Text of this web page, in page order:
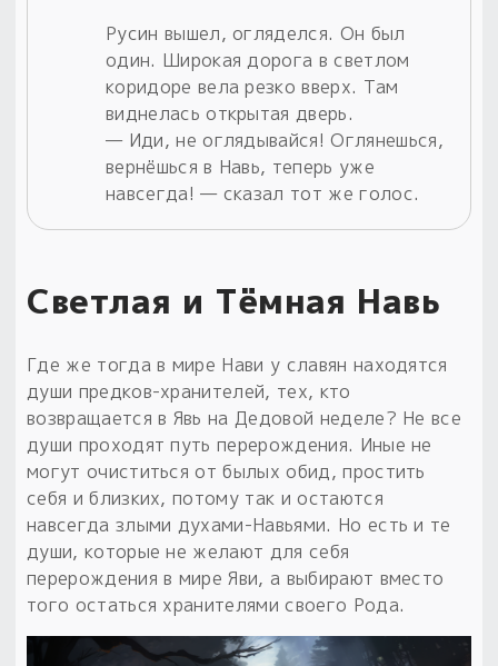
Русин вышел, огляделся. Он был
один. Широкая дорога в светлом
коридоре вела резко вверх. Там
виднелась открытая дверь.
— Иди, не оглядывайся! Оглянешься,
вернёшься в Навь, теперь уже
навсегда! — сказал тот же голос.
Светлая и Тёмная Навь
Где же тогда в мире Нави у славян находятся
души предков-хранителей, тех, кто
возвращается в Явь на Дедовой неделе? Не все
души проходят путь перерождения. Иные не
могут очиститься от былых обид, простить
себя и близких, потому так и остаются
навсегда злыми духами-Навьями. Но есть и те
души, которые не желают для себя
перерождения в мире Яви, а выбирают вместо
того остаться хранителями своего Рода.